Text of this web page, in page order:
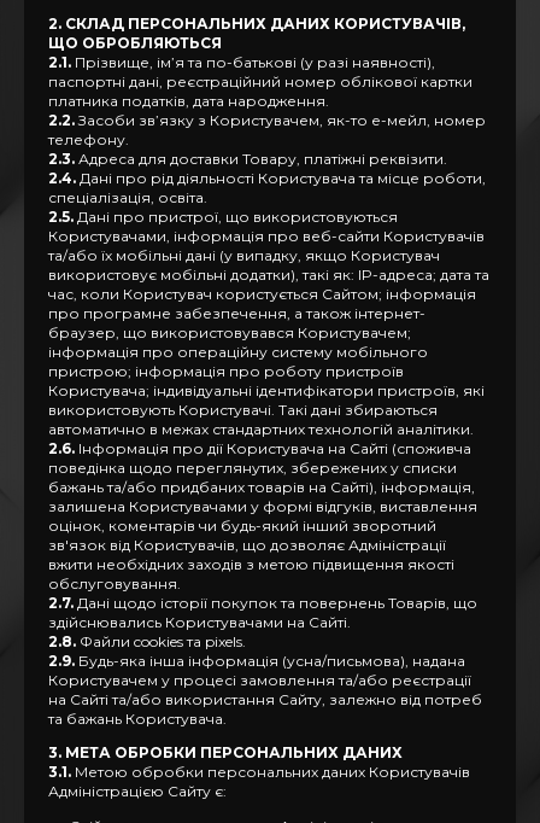
2. СКЛАД ПЕРСОНАЛЬНИХ ДАНИХ КОРИСТУВАЧІВ,
ЩО ОБРОБЛЯЮТЬСЯ
2.1. Прізвище, ім’я та по-батькові (у разі наявності),
паспортні дані, реєстраційний номер облікової картки
платника податків, дата народження.
2.2.Засоби зв’язку з Користувачем, як-то е-мейл, номер
телефону.
2.3. Адреса для доставки Товару, платіжні реквізити.
2.4. Дані про рід діяльності Користувача та місце роботи,
спеціалізація, освіта.
2.5. Дані про пристрої, що використовуються
Користувачами, інформація про веб-сайти Користувачів
та/або їх мобільні дані (у випадку, якщо Користувач
використовує мобільні додатки), такі як: IP-адреса; дата та
час, коли Користувач користується Сайтом; інформація
про програмне забезпечення, а також інтернет-
браузер, що використовувався Користувачем;
інформація про операційну систему мобільного
пристрою; інформація про роботу пристроїв
Користувача; індивідуальні ідентифікатори пристроїв, які
використовують Користувачі. Такі дані збираються
автоматично в межах стандартних технологій аналітики.
2.6. Інформація про дії Користувача на Сайті (споживча
поведінка щодо переглянутих, збережених у списки
бажань та/або придбаних товарів на Сайті), інформація,
залишена Користувачами у формі відгуків, виставлення
оцінок, коментарів чи будь-який інший зворотний
зв'язок від Користувачів, що дозволяє Адміністрації
вжити необхідних заходів з метою підвищення якості
обслуговування.
2.7. Дані щодо історії покупок та повернень Товарів, що
здійснювались Користувачами на Сайті.
2.8. Файли cookies та pixels.
2.9. Будь-яка інша інформація (усна/письмова), надана
Користувачем у процесі замовлення та/або реєстрації
на Сайті та/або використання Сайту, залежно від потреб
та бажань Користувача.
3. МЕТА ОБРОБКИ ПЕРСОНАЛЬНИХ ДАНИХ
3.1. Метою обробки персональних даних Користувачів
Адміністрацією Сайту є: